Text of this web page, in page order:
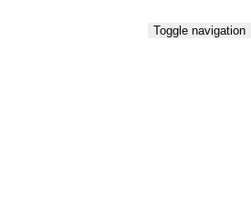
Toggle navigation